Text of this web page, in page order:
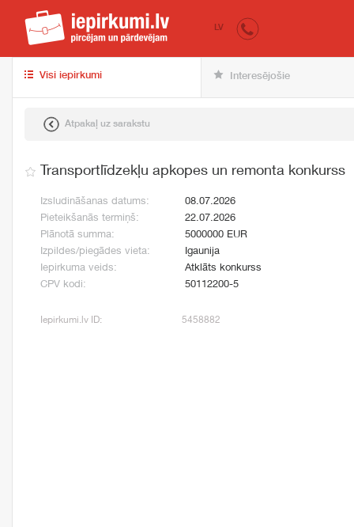
iepirkumi.lv
LV
Visi iepirkumi Interesējošie
Atpakaļ uz sarakstu
Transportlīdzekļu apkopes un remonta konkurss
Izsludināšanas datums:
08.07.2026
Pieteikšanās termiņš:
22.07.2026
Plānotā summa:
5000000 EUR
Izpildes/piegādes vieta:
Igaunija
Iepirkuma veids:
Atklāts konkurss
CPV kodi:
50112200-5
Iepirkumi.lv ID: 5458882